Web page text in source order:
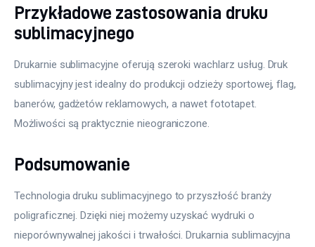
Przykładowe zastosowania druku
sublimacyjnego
Drukarnie sublimacyjne oferują szeroki wachlarz usług. Druk
sublimacyjny jest idealny do produkcji odzieży sportowej, flag,
banerów, gadżetów reklamowych, a nawet fototapet.
Możliwości są praktycznie nieograniczone.
Podsumowanie
Technologia druku sublimacyjnego to przyszłość branży
poligraficznej. Dzięki niej możemy uzyskać wydruki o
nieporównywalnej jakości i trwałości. Drukarnia sublimacyjna